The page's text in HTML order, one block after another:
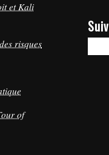
et Kali
risques
of